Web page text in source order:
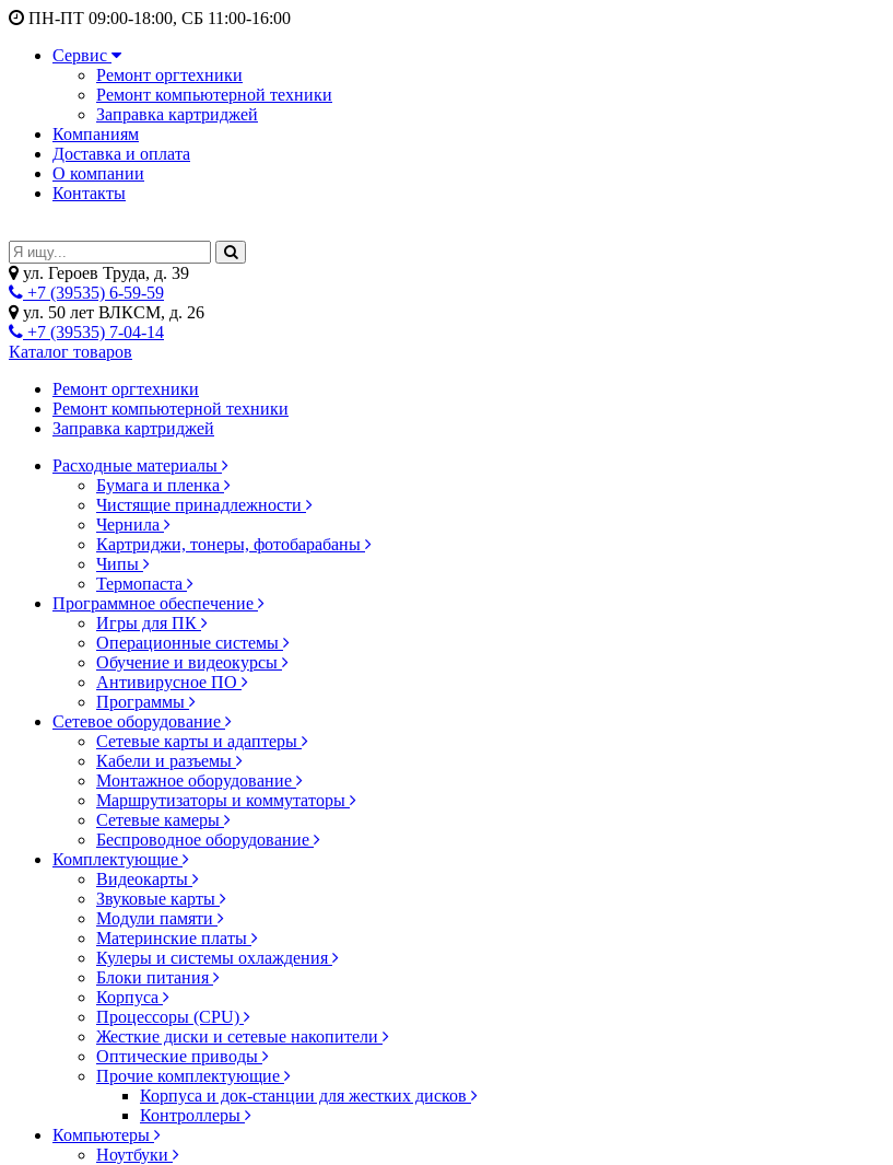
ПН-ПТ 09:00-18:00, СБ 11:00-16:00
Сервис
Ремонт оргтехники
Ремонт компьютерной техники
Заправка картриджей
Компаниям
Доставка и оплата
О компании
Контакты
ул. Героев Труда, д. 39
+7 (39535) 6-59-59
ул. 50 лет ВЛКСМ, д. 26
+7 (39535) 7-04-14
Каталог товаров
Ремонт оргтехники
Ремонт компьютерной техники
Заправка картриджей
Расходные материалы
Бумага и пленка
Чистящие принадлежности
Чернила
Картриджи, тонеры, фотобарабаны
Чипы
Термопаста
Программное обеспечение
Игры для ПК
Операционные системы
Обучение и видеокурсы
Антивирусное ПО
Программы
Сетевое оборудование
Сетевые карты и адаптеры
Кабели и разъемы
Монтажное оборудование
Маршрутизаторы и коммутаторы
Сетевые камеры
Беспроводное оборудование
Комплектующие
Видеокарты
Звуковые карты
Модули памяти
Материнские платы
Кулеры и системы охлаждения
Блоки питания
Корпуса
Процессоры (CPU)
Жесткие диски и сетевые накопители
Оптические приводы
Прочие комплектующие
Корпуса и док-станции для жестких дисков
Контроллеры
Компьютеры
Ноутбуки